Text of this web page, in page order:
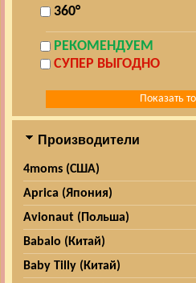
360°
РЕКОМЕНДУЕМ
СУПЕР ВЫГОДНО
Производители
4moms (США)
Aprica (Япония)
Avionaut (Польша)
Babalo (Китай)
Baby Tilly (Китай)